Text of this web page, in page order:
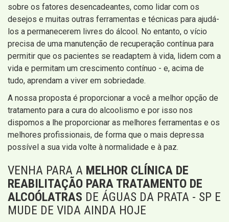
sobre os fatores desencadeantes, como lidar com os
desejos e muitas outras ferramentas e técnicas para ajudá-
los a permanecerem livres do álcool. No entanto, o vício
precisa de uma manutenção de recuperação contínua para
permitir que os pacientes se readaptem à vida, lidem com a
vida e permitam um crescimento contínuo - e, acima de
tudo, aprendam a viver em sobriedade.
A nossa proposta é proporcionar a você a melhor opção de
tratamento para a cura do alcoolismo e por isso nos
dispomos a lhe proporcionar as melhores ferramentas e os
melhores profissionais, de forma que o mais depressa
possível a sua vida volte à normalidade e à paz.
VENHA PARA A MELHOR CLÍNICA DE
REABILITAÇÃO PARA TRATAMENTO DE
ALCOÓLATRAS DE ÁGUAS DA PRATA - SP E
MUDE DE VIDA AINDA HOJE